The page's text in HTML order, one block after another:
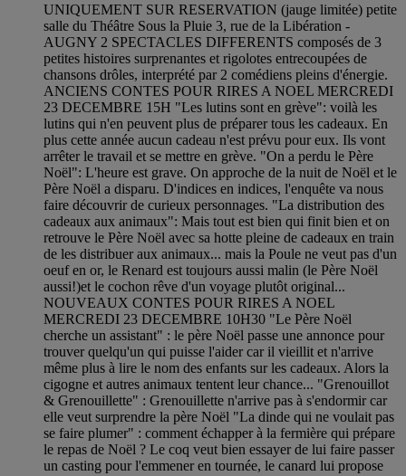
UNIQUEMENT SUR RESERVATION (jauge limitée) petite
salle du Théâtre Sous la Pluie 3, rue de la Libération -
AUGNY 2 SPECTACLES DIFFERENTS composés de 3
petites histoires surprenantes et rigolotes entrecoupées de
chansons drôles, interprété par 2 comédiens pleins d'énergie.
ANCIENS CONTES POUR RIRES A NOEL MERCREDI
23 DECEMBRE 15H "Les lutins sont en grève": voilà les
lutins qui n'en peuvent plus de préparer tous les cadeaux. En
plus cette année aucun cadeau n'est prévu pour eux. Ils vont
arrêter le travail et se mettre en grève. "On a perdu le Père
Noël": L'heure est grave. On approche de la nuit de Noël et le
Père Noël a disparu. D'indices en indices, l'enquête va nous
faire découvrir de curieux personnages. "La distribution des
cadeaux aux animaux": Mais tout est bien qui finit bien et on
retrouve le Père Noël avec sa hotte pleine de cadeaux en train
de les distribuer aux animaux... mais la Poule ne veut pas d'un
oeuf en or, le Renard est toujours aussi malin (le Père Noël
aussi!)et le cochon rêve d'un voyage plutôt original...
NOUVEAUX CONTES POUR RIRES A NOEL
MERCREDI 23 DECEMBRE 10H30 "Le Père Noël
cherche un assistant" : le père Noël passe une annonce pour
trouver quelqu'un qui puisse l'aider car il vieillit et n'arrive
même plus à lire le nom des enfants sur les cadeaux. Alors la
cigogne et autres animaux tentent leur chance... "Grenouillot
& Grenouillette" : Grenouillette n'arrive pas à s'endormir car
elle veut surprendre la père Noël "La dinde qui ne voulait pas
se faire plumer" : comment échapper à la fermière qui prépare
le repas de Noël ? Le coq veut bien essayer de lui faire passer
un casting pour l'emmener en tournée, le canard lui propose